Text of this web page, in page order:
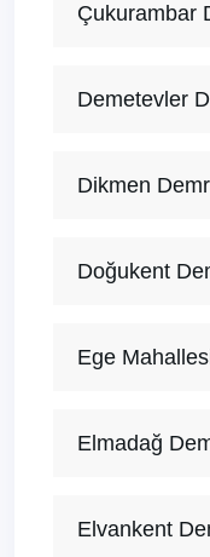
Çukurambar
Demetevler
Dikmen
Doğukent
Ege
Elmadağ
Elvankent